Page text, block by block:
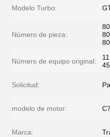
Modelo Turbo:
Número de pieza:
Número de equipo original:
Solicitud:
modelo de motor:
Marca: